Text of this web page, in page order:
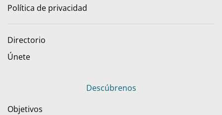
Política de privacidad
Directorio
Únete
Descúbrenos
Objetivos